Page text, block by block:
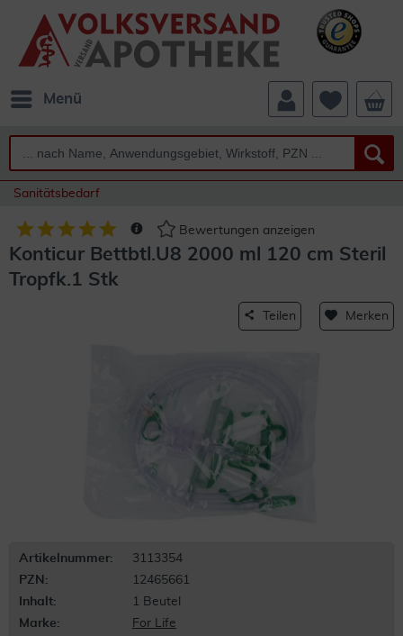
Menü
Sanitätsbedarf
Bewertungen anzeigen
Konticur Bettbtl.U8 2000 ml 120 cm Steril
Tropfk.1 Stk
Teilen Merken
Artikelnummer:
3113354
PZN:
12465661
Inhalt:
1 Beutel
Marke:
For Life